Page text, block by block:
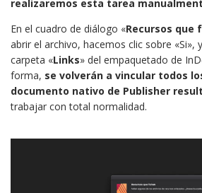
realizaremos esta tarea
En el cuadro de diálogo «Recursos que
abrir el archivo, hacemos clic sobre «Si»,
carpeta «Links» del empaquetado de
forma, se volverán a vincular todos
documento nativo de Publisher
trabajar con total normalidad.